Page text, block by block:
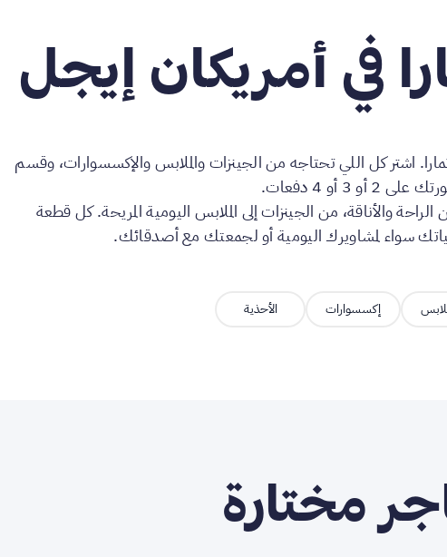
في أمريكان إيجل
اشتر كل اللي تحتاجه من الجينزات والملابس والإكسسوارات، وقسم
على 2 أو 3 أو 4 دفعات.
والأناقة، من الجينزات إلى الملابس اليومية المريحة. كل قطعة
سواء لمشاويرك اليومية أو لجمعتك مع أصدقائك.
إكسسوارات الأحذية
مختارة